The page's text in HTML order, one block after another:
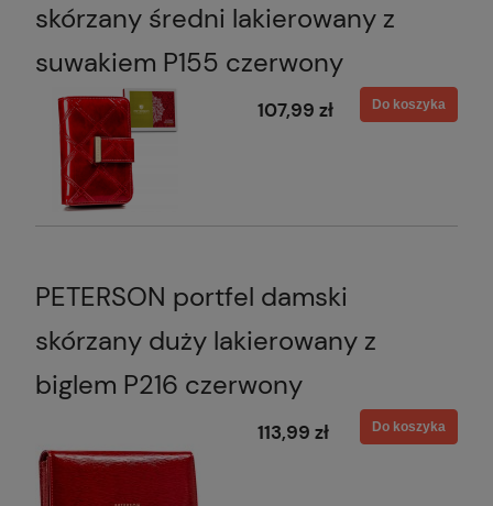
skórzany średni lakierowany z
suwakiem P155 czerwony
107,99 zł Do koszyka
PETERSON portfel damski
skórzany duży lakierowany z
biglem P216 czerwony
113,99 zł Do koszyka